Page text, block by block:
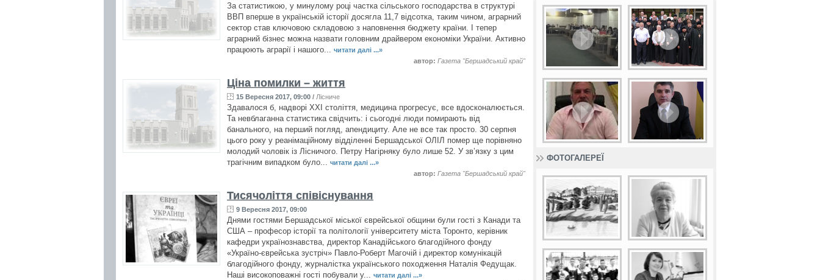
За статистикою, у минулому році частка сільського господарства в структурі
ВВП вперше в українській історії досягла 11,7 відсотка, таким чином, аграрний
сектор став ключовою складовою з наповнення бюджету країни. І тепер
аграрний бізнес можна назвати головним драйвером економіки України. Активно
працюють аграрії і нашого...
читати далі ...»
автор: Газета "Бершадський край"
Ціна помилки – життя
15 Вересня 2017, 09:00 / Лісниче
Здавалося б, надворі XXI століття, медицина прогресує, все вдосконалюється.
Та невблаганна статистика свідчить: і сьогодні люди помирають від
банального, на перший погляд, апендициту. Але не все так просто. 30 серпня
цього року у реанімаційному відділенні Бершадської ОЛІЛ помер ще порівняно
молодий чоловік із Лісничого. Петру Нагірняку було лише 52. У зв’язку з цим
трагічним випадком було...
читати далі ...»
автор: Газета "Бершадський край"
Тисячоліття співіснування
9 Вересня 2017, 09:00
Днями гостями Бершадської міської єврейської общини були гості з Канади та
США – професор історії та політології університету міста Торонто, керівник
кафедри українознавства, директор Канадійського благодійного фонду
«Україно-єврейська зустріч» Павло-Роберт Магочій і директор комунікацій
благодійного фонду, журналістка українського походження Наталія Федущак.
Наші високоповажні гості побували у...
читати далі ...»
ФОТОГАЛЕРЕЇ